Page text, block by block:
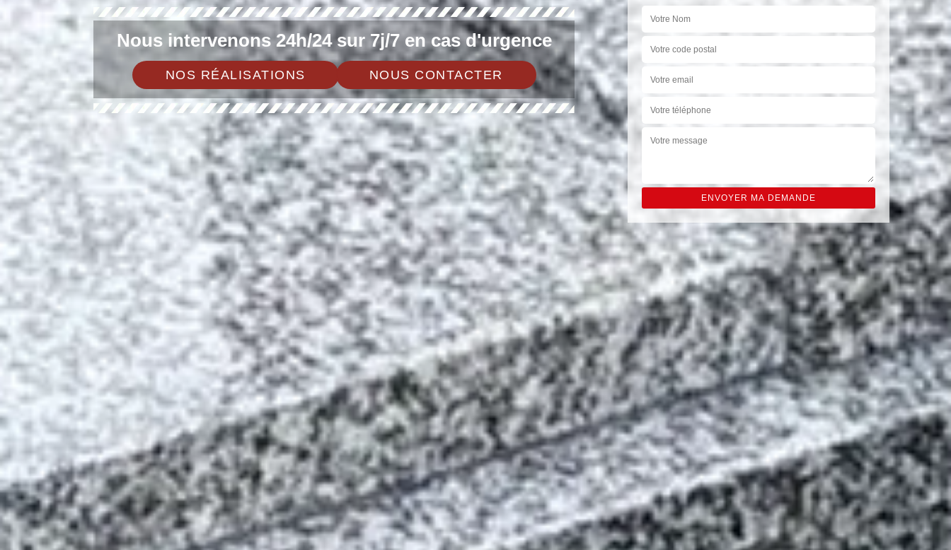
Nous intervenons 24h/24 sur 7j/7 en cas d'urgence
NOS RÉALISATIONS NOUS CONTACTER